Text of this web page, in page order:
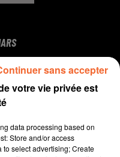
Puaud
votre vie privée est
data processing based on
Store and/or access
select advertising; Create
sans accepter